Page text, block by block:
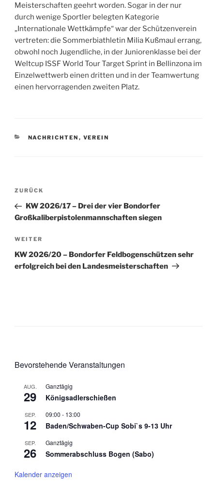
Meisterschaften geehrt worden. Sogar in der nur
durch wenige Sportler belegten Kategorie
„Internationale Wettkämpfe“ war der Schützenverein
vertreten: die Sommerbiathletin Milia Kußmaul errang,
obwohl noch Jugendliche, in der Juniorenklasse bei der
Weltcup ISSF World Tour Target Sprint in Bellinzona im
Einzelwettwerb einen dritten und in der Teamwertung
einen hervorragenden zweiten Platz.
KATEGORIEN
NACHRICHTEN , VEREIN
Beitragsnavigation
Vorheriger
Beitrag
ZURÜCK
KW 2026/17 – Drei der vier Bondorfer
Großkaliberpistolenmannschaften siegen
Nächster
Beitrag
WEITER
KW 2026/20 – Bondorfer Feldbogenschützen sehr
erfolgreich bei den Landesmeisterschaften
Bevorstehende Veranstaltungen
AUG.
29
Ganztägig
Königsadlerschießen
SEP.
12
09:00 - 13:00
Baden/Schwaben-Cup Sobi`s 9-13 Uhr
SEP.
26
Ganztägig
Sommerabschluss Bogen (Sabo)
Kalender anzeigen